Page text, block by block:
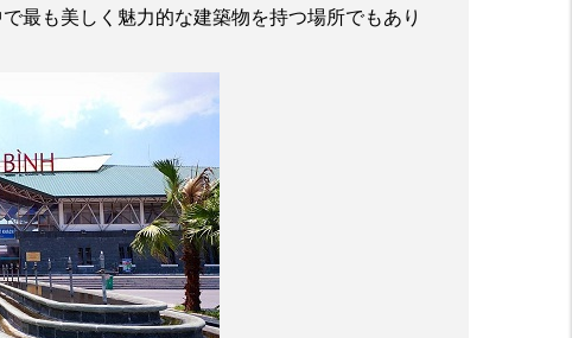
最も美しく魅力的な建築物を持つ場所でもあり